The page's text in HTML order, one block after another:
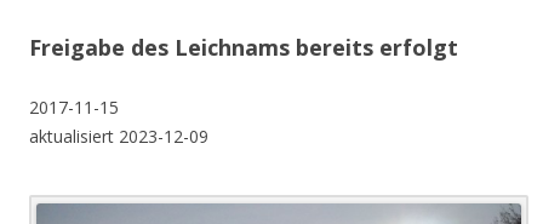
Freigabe des Leichnams bereits erfolgt
2017-11-15
aktualisiert 2023-12-09